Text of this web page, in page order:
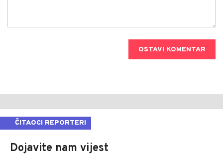
OSTAVI KOMENTAR
ČITAOCI REPORTERI
Dojavite nam vijest